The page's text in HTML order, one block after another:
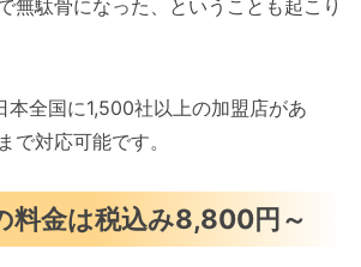
無駄骨になった、ということも起こり
本全国に1,500社以上の加盟店があ
で対応可能です。
料金は税込み8,800円～